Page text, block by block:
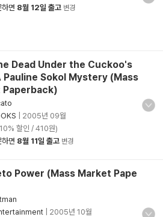
면 8월 12일 출고 변경
Dead Under the Cuckoo's
Pauline Sokol Mystery (Mass
Paperback)
2005년 09월
할인 / 410원)
면 8월 11일 출고 변경
Power (Mass Market Pape
2005년 10월